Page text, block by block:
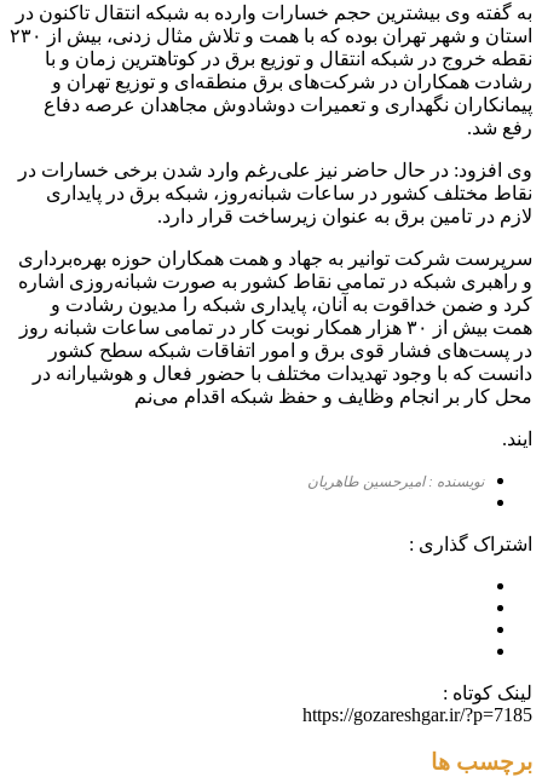
به گفته وی بیشترین حجم خسارات وارده به شبکه انتقال تاکنون در
استان و شهر تهران بوده که با همت و تلاش مثال زدنی، بیش از ۲۳۰
نقطه خروج در شبکه انتقال و توزیع برق در کوتاهترین زمان و با
رشادت همکاران در شرکت‌های برق منطقه‌ای و توزیع تهران و
پیمانکاران نگهداری و تعمیرات دوشادوش مجاهدان عرصه دفاع
رفع شد.
وی افزود: در حال حاضر نیز علی‌رغم وارد شدن برخی خسارات در
نقاط مختلف کشور در ساعات شبانه‌روز، شبکه برق در پایداری
لازم در تامین برق به عنوان زیرساخت قرار دارد.
سرپرست شرکت توانیر به جهاد و همت همکاران حوزه بهره‌برداری
و راهبری شبکه در تمامی نقاط کشور به صورت شبانه‌روزی اشاره
کرد و ضمن خداقوت به آنان، پایداری شبکه را مدیون رشادت و
همت بیش از ۳۰ هزار همکار نوبت کار در تمامی ساعات شبانه روز
در پست‌های فشار قوی برق و امور اتفاقات شبکه سطح کشور
دانست که با وجود تهدیدات مختلف با حضور فعال و هوشیارانه در
محل کار بر انجام وظایف و حفظ شبکه اقدام می‌نم
ایند.
نویسنده : امیرحسین طاهریان
اشتراک گذاری :
لینک کوتاه :
https://gozareshgar.ir/?p=7185
برچسب ها